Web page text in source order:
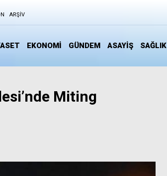
ARŞIV
EKONOMİ GÜNDEM ASAYİŞ SAĞLIK
Miting